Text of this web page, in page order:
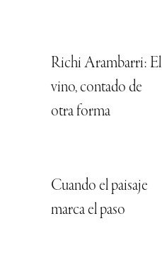
Richi Arambarri: El
vino, contado de
otra forma
Cuando el paisaje
marca el paso